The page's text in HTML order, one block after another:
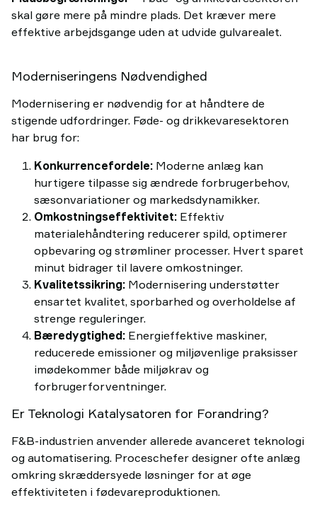
skal gøre mere på mindre plads. Det kræver mere
effektive arbejdsgange uden at udvide gulvarealet.
Moderniseringens Nødvendighed
Modernisering er nødvendig for at håndtere de
stigende udfordringer. Føde- og drikkevaresektoren
har brug for:
Konkurrencefordele: Moderne anlæg kan
hurtigere tilpasse sig ændrede forbrugerbehov,
sæsonvariationer og markedsdynamikker.
Omkostningseffektivitet: Effektiv
materialehåndtering reducerer spild, optimerer
opbevaring og strømliner processer. Hvert sparet
minut bidrager til lavere omkostninger.
Kvalitetssikring: Modernisering understøtter
ensartet kvalitet, sporbarhed og overholdelse af
strenge reguleringer.
Bæredygtighed: Energieffektive maskiner,
reducerede emissioner og miljøvenlige praksisser
imødekommer både miljøkrav og
forbrugerforventninger.
Er Teknologi Katalysatoren for Forandring?
F&B-industrien anvender allerede avanceret teknologi
og automatisering. Proceschefer designer ofte anlæg
omkring skræddersyede løsninger for at øge
effektiviteten i fødevareproduktionen.